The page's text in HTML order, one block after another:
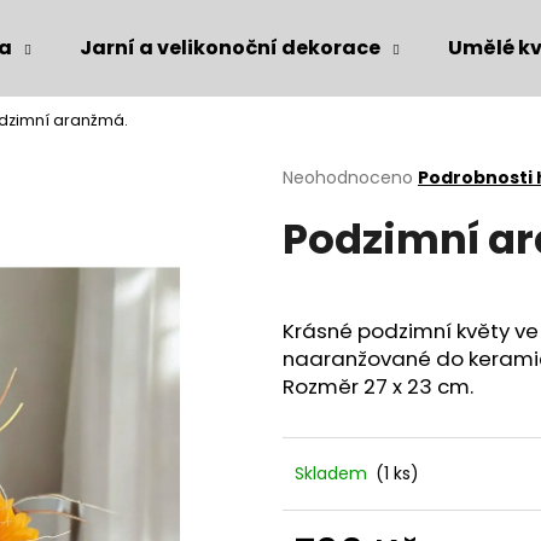
Jarní a velikonoční dekorace Umělé
aranžmá.
Průměrné
produktu
je
hvězdiček.
Neohodnoceno Podrobnosti
Podzimní
Krásné podzimní květy
naaranžované do
Rozměr 27 x 23 cm.
Skladem (1 ks)
Co potřebujete najít?
HLEDAT
Doporučujeme